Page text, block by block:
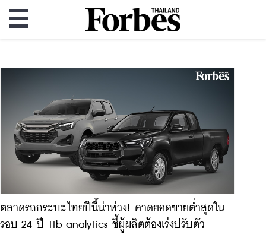
ตลาดรถกระบะไทยปีนี้น่าห่วง! คาดยอดขายต่ำสุดใน
รอบ 24 ปี ttb analytics ชี้ผู้ผลิตต้องเร่งปรับตัว